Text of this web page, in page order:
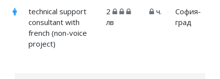
technical support
consultant with
french (non-voice
project)
2
лв
ч.
София-
град